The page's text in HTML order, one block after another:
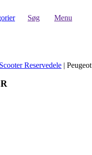
Søg Menu
Scooter Reservedele | Peugeot